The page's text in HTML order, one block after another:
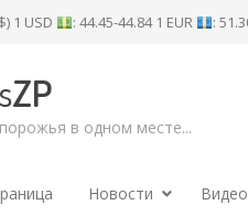
1 USD : 44.45-44.84 1 EUR :
ZP
в одном месте...
Новости Видео